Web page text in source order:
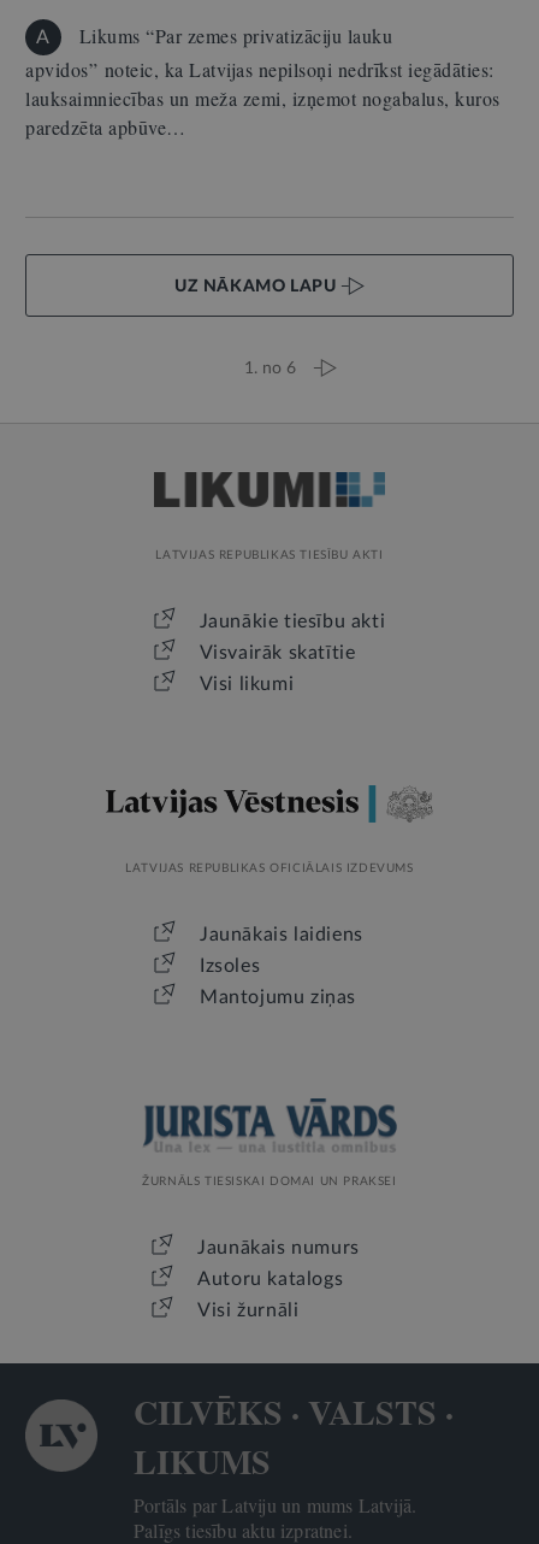
A
Likums “Par zemes privatizāciju lauku
apvidos” noteic, ka Latvijas nepilsoņi nedrīkst iegādāties:
lauksaimniecības un meža zemi, izņemot nogabalus, kuros
paredzēta apbūve…
UZ NĀKAMO LAPU
1. no 6
LATVIJAS REPUBLIKAS TIESĪBU AKTI
Jaunākie tiesību akti
Visvairāk skatītie
Visi likumi
LATVIJAS REPUBLIKAS OFICIĀLAIS IZDEVUMS
Jaunākais laidiens
Izsoles
Mantojumu ziņas
ŽURNĀLS TIESISKAI DOMAI UN PRAKSEI
Jaunākais numurs
Autoru katalogs
Visi žurnāli
CILVĒKS · VALSTS ·
LIKUMS
Portāls par Latviju un mums Latvijā.
Palīgs tiesību aktu izpratnei.